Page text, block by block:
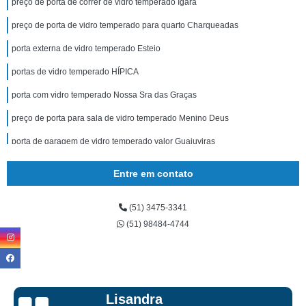
preço de porta de correr de vidro temperado Igara
preço de porta de vidro temperado para quarto Charqueadas
porta externa de vidro temperado Esteio
portas de vidro temperado HÍPICA
porta com vidro temperado Nossa Sra das Graças
preço de porta para sala de vidro temperado Menino Deus
porta de garagem de vidro temperado valor Guajuviras
valor de portas de vidro temperado São Luis
portas de vidro temperado valor Bom Fim
valor de portas de vidro temperado São José
porta com vidro temperado valor Eldorado do Sul
preço de porta com vidro temperado Viamão
Entre em contato
(51) 3475-3341
(51) 98484-4744
Lisandra